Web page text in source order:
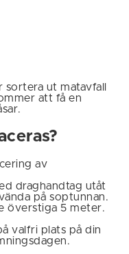
ut matavfall
att få en
av
draghandtag utåt
på soptunnan.
överstiga 5 meter.
valfri plats på din